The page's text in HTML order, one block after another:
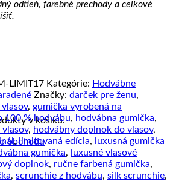
v košíku.
obchodu
odtieň, farebné prechody a celkové
LIMIT17 Kategórie: Hodvábne
Značky: darček pre ženu,
, gumička vyrobená na
100 % hodvábu, hodvábna gumička,
vlasov, hodvábny doplnok do vlasov,
,limitovaná edícia,
luxusná gumička
gumička,
luxusné vlasové
doplnok, ručne farbená gumička,
, scrunchie z hodvábu, silk scrunchie,